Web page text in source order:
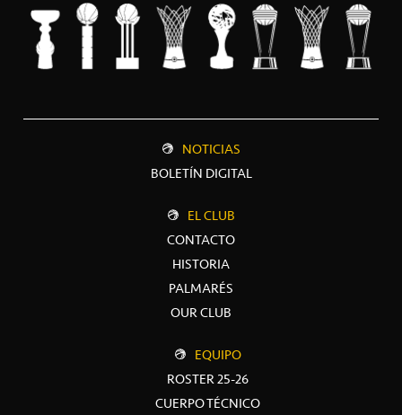
NOTICIAS
BOLETÍN DIGITAL
EL CLUB
CONTACTO
HISTORIA
PALMARÉS
OUR CLUB
EQUIPO
ROSTER 25-26
CUERPO TÉCNICO